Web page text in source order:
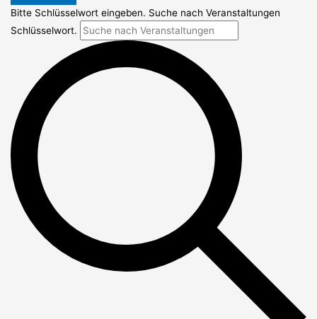
Bitte Schlüsselwort eingeben. Suche nach Veranstaltungen
Schlüsselwort.